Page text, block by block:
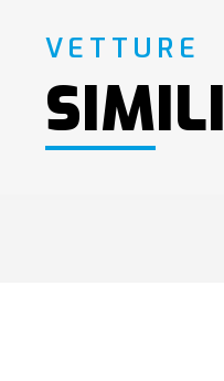
VETTURE
SIMILI